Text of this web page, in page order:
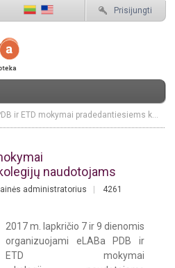
Prisijungti
eLABa PDB ir ETD mokymai pradedantiesiems kolegijų naudotojams
naudotojams
administratorius
4261
2017 m. lapkričio 7 ir 9 dienomis
organizuojami eLABa PDB ir
ETD mokymai